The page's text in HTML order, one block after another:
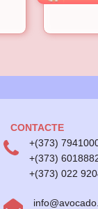
CONTACTE
+(373)
+(373)
+(373) 022